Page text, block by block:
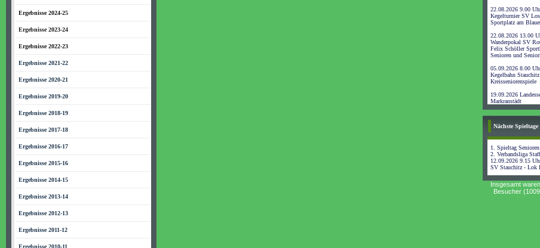
Ergebnisse 2024-25
Ergebnisse 2023-24
Ergebnisse 2022-23
Ergebnisse 2021-22
Ergebnisse 2020-21
Ergebnisse 2019-20
Ergebnisse 2018-19
Ergebnisse 2017-18
Ergebnisse 2016-17
Ergebnisse 2015-16
Ergebnisse 2014-15
Ergebnisse 2013-14
Ergebnisse 2012-13
Ergebnisse 2011-12
Ergebnisse 2010-11
22.08.2026 9.00
Kegelturnier SV
Sportplatz am
22.08.2026 13.00
Wanderpokal SV
Felix Schöller
Senioren und
05.09.2026 8.00
Kegelbahn Stauchitz
Kreisseniorenspiele
19.09.2026
Markranstädt
Nächste Spieltage
1. Spieltag Senioren
2. Verbandsliga
12.09.2026 9.15
SV Stauchitz - Lok
Insgesamt
Besucher